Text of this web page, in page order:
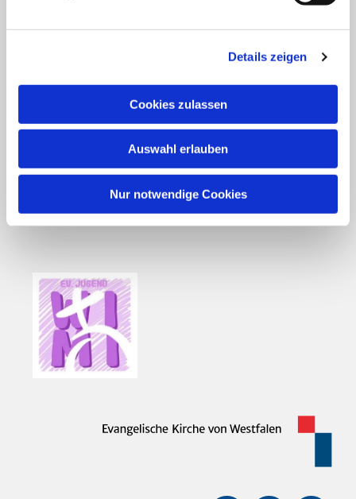
Details zeigen
Cookies zulassen
Auswahl erlauben
Nur notwendige Cookies